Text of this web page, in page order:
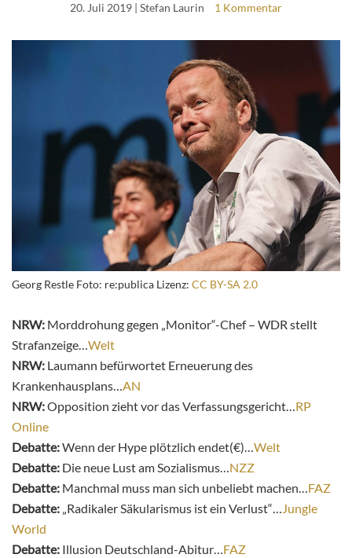
20. Juli 2019 | Stefan Laurin 1 Kommentar
Georg Restle Foto: re:publica Lizenz: CC BY-SA 2.0
NRW: Morddrohung gegen „Monitor“-Chef – WDR stellt
Strafanzeige… Welt
NRW: Laumann befürwortet Erneuerung des
Krankenhausplans… AN
NRW:Opposition zieht vor das Verfassungsgericht… RP
Online
Debatte:Wenn der Hype plötzlich endet(€)… Welt
Debatte: Die neue Lust am Sozialismus… NZZ
Debatte: Manchmal muss man sich unbeliebt machen… FAZ
Debatte: „Radikaler Säkularismus ist ein Verlust“…
Jungle
World
Debatte: Illusion Deutschland-Abitur… FAZ